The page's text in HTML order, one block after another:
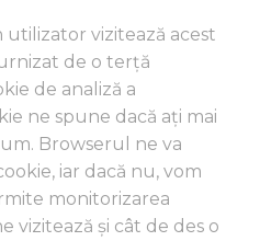
vizitează acest
de o terță
de analiză a
ne spune dacă ați mai
Browserul ne va
iar dacă nu, vom
monitorizarea
vizitează și cât de des o